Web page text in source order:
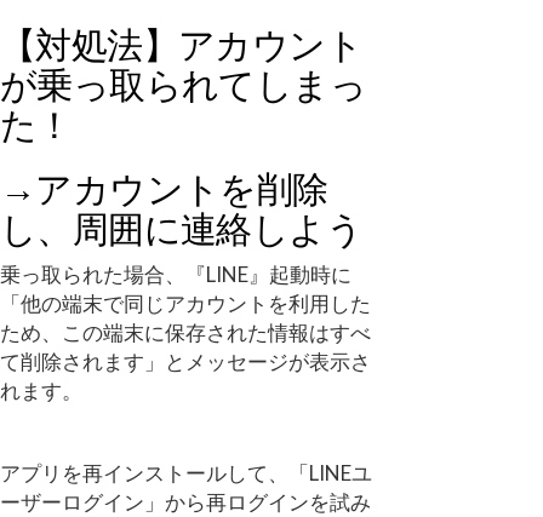
【対処法】アカウント
が乗っ取られてしまっ
た！
→アカウントを削除
し、周囲に連絡しよう
乗っ取られた場合、『LINE』起動時に
「他の端末で同じアカウントを利用した
ため、この端末に保存された情報はすべ
て削除されます」とメッセージが表示さ
れます。
アプリを再インストールして、「LINEユ
ーザーログイン」から再ログインを試み